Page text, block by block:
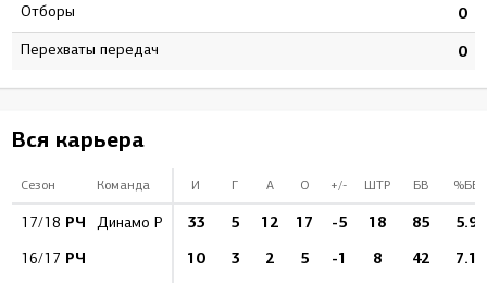
Отборы 0
Перехваты передач 0
Вся карьера
Сезон Команда И Г А О +/- ШТР БВ %БВ
17/18 РЧ Динамо Р 33 5 12 17 -5 18 85 5.9
16/17 РЧ 10 3 2 5 -1 8 42 7.1